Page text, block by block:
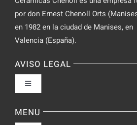
por don Ernest Chenoll Orts
en 1982 en la ciudad de Manises, en
Valencia (España).
AVISO LEGAL
Toggle
Política de privacidad
MENU